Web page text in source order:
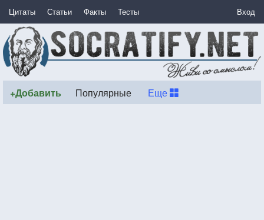
Цитаты Статьи Факты Тесты Вход
+Добавить Популярные Еще